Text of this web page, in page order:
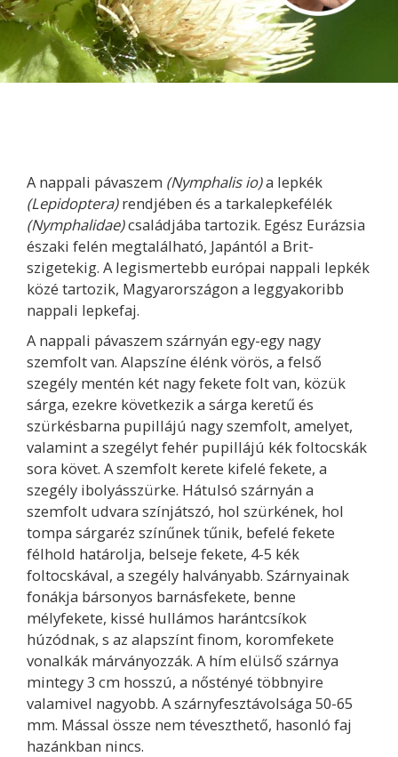
A nappali pávaszem (Nymphalis io)a lepkék
(Lepidoptera)rendjében és a tarkalepkefélék
(Nymphalidae)családjába tartozik. Egész Eurázsia
északi felén megtalálható, Japántól a Brit-
szigetekig. A legismertebb európai nappali lepkék
közé tartozik, Magyarországon a leggyakoribb
nappali lepkefaj.
A nappali pávaszem szárnyán egy-egy nagy
szemfolt van. Alapszíne élénk vörös, a felső
szegély mentén két nagy fekete folt van, közük
sárga, ezekre következik a sárga keretű és
szürkésbarna pupillájú nagy szemfolt, amelyet,
valamint a szegélyt fehér pupillájú kék foltocskák
sora követ. A szemfolt kerete kifelé fekete, a
szegély ibolyásszürke. Hátulsó szárnyán a
szemfolt udvara színjátszó, hol szürkének, hol
tompa sárgaréz színűnek tűnik, befelé fekete
félhold határolja, belseje fekete, 4-5 kék
foltocskával, a szegély halványabb. Szárnyainak
fonákja bársonyos barnásfekete, benne
mélyfekete, kissé hullámos harántcsíkok
húzódnak, s az alapszínt finom, koromfekete
vonalkák márványozzák. A hím elülső szárnya
mintegy 3 cm hosszú, a nőstényé többnyire
valamivel nagyobb. A szárnyfesztávolsága 50-65
mm. Mással össze nem téveszthető, hasonló faj
hazánkban nincs.